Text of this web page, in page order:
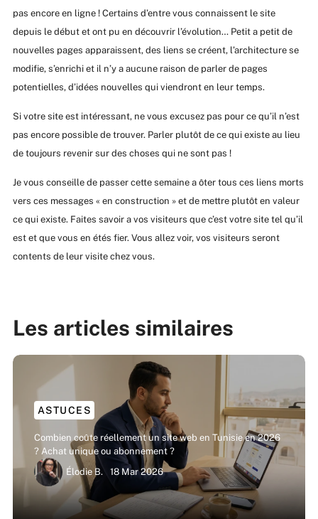
pas encore en ligne ! Certains d’entre vous connaissent le site
depuis le début et ont pu en découvrir l’évolution… Petit a petit de
nouvelles pages apparaissent, des liens se créent, l’architecture se
modifie, s’enrichi et il n’y a aucune raison de parler de pages
potentielles, d’idées nouvelles qui viendront en leur temps.
Si votre site est intéressant, ne vous excusez pas pour ce qu’il n’est
pas encore possible de trouver. Parler plutôt de ce qui existe au lieu
de toujours revenir sur des choses qui ne sont pas !
Je vous conseille de passer cette semaine a ôter tous ces liens morts
vers ces messages « en construction » et de mettre plutôt en valeur
ce qui existe. Faites savoir a vos visiteurs que c’est votre site tel qu’il
est et que vous en étés fier. Vous allez voir, vos visiteurs seront
contents de leur visite chez vous.
Les articles similaires
ASTUCES
Combien coûte réellement un site web en Tunisie en 2026
? Achat unique ou abonnement ?
Élodie B.
18 Mar 2026